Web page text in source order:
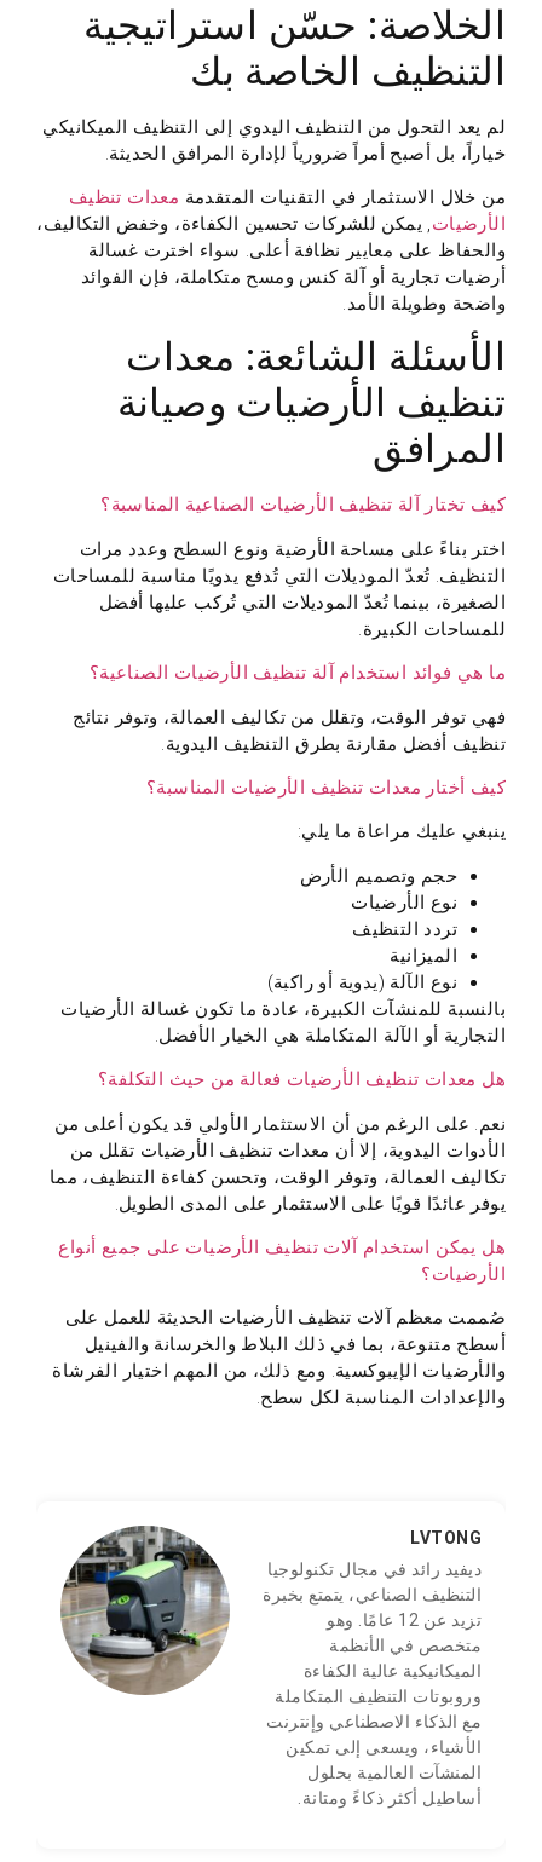
الخلاصة: حسّن استراتيجية
التنظيف الخاصة بك
لم يعد التحول من التنظيف اليدوي إلى التنظيف الميكانيكي
خياراً، بل أصبح أمراً ضرورياً لإدارة المرافق الحديثة.
من خلال الاستثمار في التقنيات المتقدمة معدات تنظيف
الأرضيات, يمكن للشركات تحسين الكفاءة، وخفض التكاليف،
والحفاظ على معايير نظافة أعلى. سواء اخترت غسالة
أرضيات تجارية أو آلة كنس ومسح متكاملة، فإن الفوائد
واضحة وطويلة الأمد.
الأسئلة الشائعة: معدات
تنظيف الأرضيات وصيانة
المرافق
كيف تختار آلة تنظيف الأرضيات الصناعية المناسبة؟
اختر بناءً على مساحة الأرضية ونوع السطح وعدد مرات
التنظيف. تُعدّ الموديلات التي تُدفع يدويًا مناسبة للمساحات
الصغيرة، بينما تُعدّ الموديلات التي تُركب عليها أفضل
للمساحات الكبيرة.
ما هي فوائد استخدام آلة تنظيف الأرضيات الصناعية؟
فهي توفر الوقت، وتقلل من تكاليف العمالة، وتوفر نتائج
تنظيف أفضل مقارنة بطرق التنظيف اليدوية.
كيف أختار معدات تنظيف الأرضيات المناسبة؟
ينبغي عليك مراعاة ما يلي:
حجم وتصميم الأرض
نوع الأرضيات
تردد التنظيف
الميزانية
نوع الآلة (يدوية أو راكبة)
بالنسبة للمنشآت الكبيرة، عادة ما تكون غسالة الأرضيات
التجارية أو الآلة المتكاملة هي الخيار الأفضل.
هل معدات تنظيف الأرضيات فعالة من حيث التكلفة؟
نعم. على الرغم من أن الاستثمار الأولي قد يكون أعلى من
الأدوات اليدوية، إلا أن معدات تنظيف الأرضيات تقلل من
تكاليف العمالة، وتوفر الوقت، وتحسن كفاءة التنظيف، مما
يوفر عائدًا قويًا على الاستثمار على المدى الطويل.
هل يمكن استخدام آلات تنظيف الأرضيات على جميع أنواع
الأرضيات؟
صُممت معظم آلات تنظيف الأرضيات الحديثة للعمل على
أسطح متنوعة، بما في ذلك البلاط والخرسانة والفينيل
والأرضيات الإيبوكسية. ومع ذلك، من المهم اختيار الفرشاة
والإعدادات المناسبة لكل سطح.
LVTONG
ديفيد رائد في مجال تكنولوجيا
التنظيف الصناعي، يتمتع بخبرة
تزيد عن 12 عامًا. وهو
متخصص في الأنظمة
الميكانيكية عالية الكفاءة
وروبوتات التنظيف المتكاملة
مع الذكاء الاصطناعي وإنترنت
الأشياء، ويسعى إلى تمكين
المنشآت العالمية بحلول
أساطيل أكثر ذكاءً ومتانة.